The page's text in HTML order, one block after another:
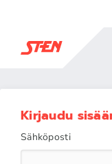
Kirjaudu
Sähköposti